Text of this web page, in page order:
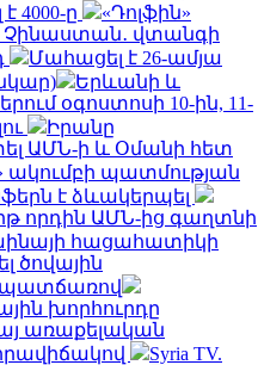
4000-ը
«Դոլֆին»
Չինաստան․ վտանգի
Մահացել է 26-ամյա
Երևանի և
օգոստոսի 10-ին, 11-
Իրանը
ԱՄՆ-ի և Օմանի հետ
ակումբի պատմության
է ձևակերպել
որդին ԱՄՆ-ից գաղտնի
հացահատիկի
ծովային
խորհուրդը
առաքելական
Syria TV.